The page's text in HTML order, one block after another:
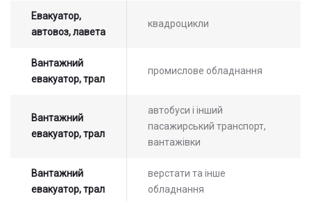
Евакуатор,
автовоз, лавета
квадроцикли
Вантажний
евакуатор, трал
промислове обладнання
Вантажний
евакуатор, трал
автобуси і інший
пасажирський транспорт,
вантажівки
Вантажний
евакуатор, трал
верстати та інше
обладнання